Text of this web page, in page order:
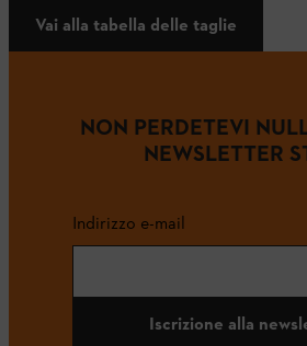
Vai alla tabella delle taglie
NON PERDETEVI
NEWSLETTER
Indirizzo e-mail
Iscrizione alla